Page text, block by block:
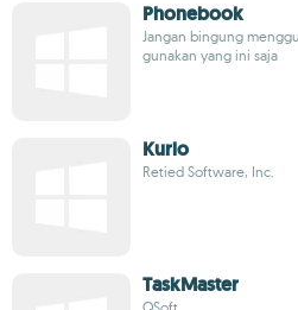
Phonebook
Jangan bingung
gunakan yang ini saja
Kurlo
Retied Software, Inc.
TaskMaster